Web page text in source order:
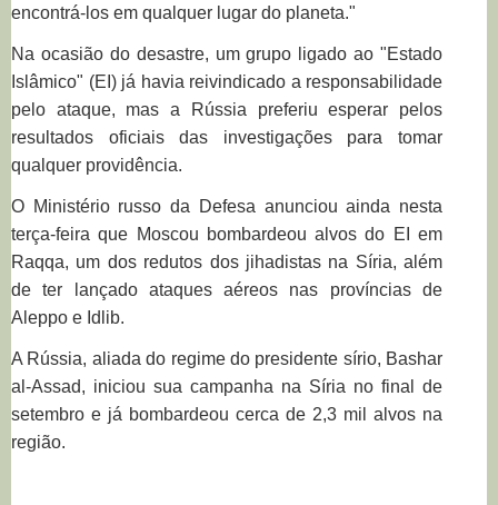
encontrá-los em qualquer lugar do planeta."
Na ocasião do desastre, um grupo ligado ao "Estado
Islâmico" (EI) já havia reivindicado a responsabilidade
pelo ataque, mas a Rússia preferiu esperar pelos
resultados oficiais das investigações para tomar
qualquer providência.
O Ministério russo da Defesa anunciou ainda nesta
terça-feira que Moscou bombardeou alvos do EI em
Raqqa, um dos redutos dos jihadistas na Síria, além
de ter lançado ataques aéreos nas províncias de
Aleppo e Idlib.
A Rússia, aliada do regime do presidente sírio, Bashar
al-Assad, iniciou sua campanha na Síria no final de
setembro e já bombardeou cerca de 2,3 mil alvos na
região.